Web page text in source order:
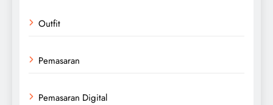
Outfit
Pemasaran
Pemasaran Digital